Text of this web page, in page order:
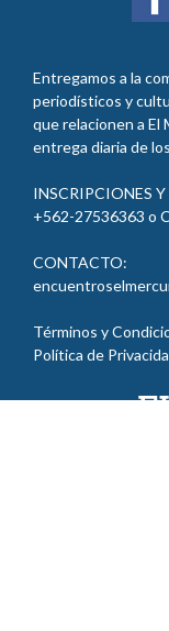
Entregamos a la
periodísticos y
que relacionen a El
entrega diaria de
INSCRIPCIONES
+562-27536363 o
CONTACTO:
Términos y
Política de